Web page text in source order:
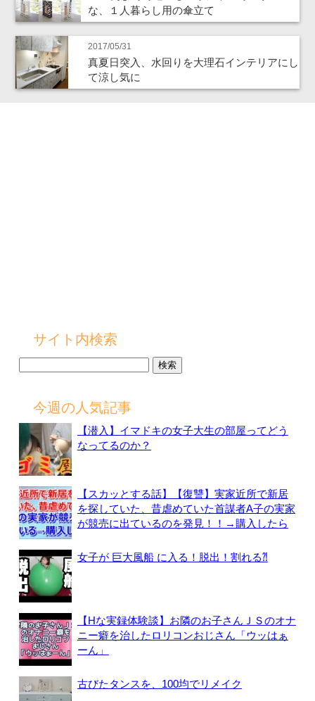
な、１人暮らし用の傘立て
2017/05/31
真夏日突入、水回りを大理石インテリアにし
て涼し気に
サイト内検索
今週の人気記事
【潜入】イマドキの女子大生の部屋ってどう
なってるのか？
【スカッとする話】【復讐】実家近所で新居
を探していた、昔虐めていた首謀者A子の実家
が競売に出ているのを発見！！→購入したら
女子が 巨大風船 に入る！脱出！割れる⁈
【Hな実録体験談】お隣のお子さんＪＳのオナ
ニー癖を治したロリコンおじさん「ウッはぁ
ーん」
古びたタンスを、100均でリメイク